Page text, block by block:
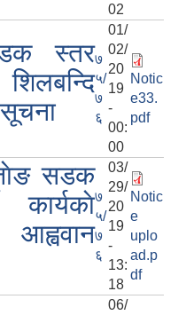
02
स्तर७
५/
७
६
01/
02/
20
19
-
00:
00
Notic
e33.
pdf
सडक
आह्ववान
७
५/
७
६
03/
29/
20
19
-
13:
18
Notic
e
uplo
ad.p
df
06/